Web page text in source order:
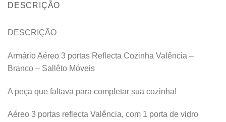
DESCRIÇÃO
DESCRIÇÃO
Armário Aéreo 3 portas Reflecta Cozinha Valência –
Branco – Sallêto Móveis
A peça que faltava para completar sua cozinha!
Aéreo 3 portas reflecta Valência, com 1 porta de vidro